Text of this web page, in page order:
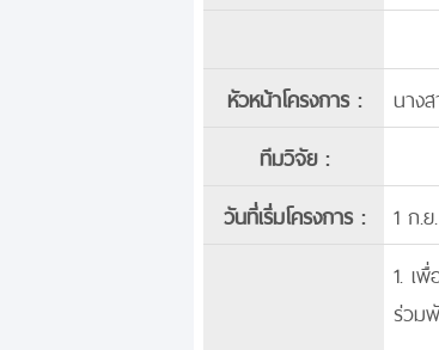
หัวหน้าโครงการ :
นาง
ทีมวิจัย :
วันที่เริ่มโครงการ :
1 ก.
1. เ
ร่วม